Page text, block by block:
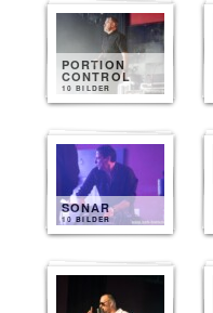
PORTION
CONTROL
10 BILDER
SONAR
10 BILDER